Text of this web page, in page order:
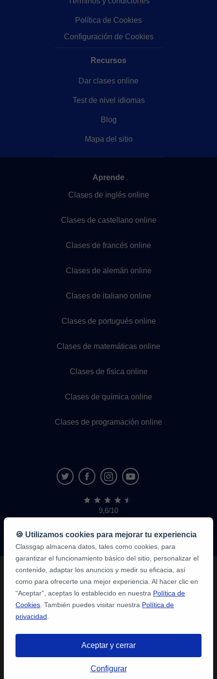
Política de Cookies
Configuración de Cookies
Recursos
Dar clases online
Test de nivel idiomas
Blog
Mapa del sitio
Aprende
Clases de inglés online
Clases de castellano online
Clases de francés online
Clases de alemán online
Clases de italiano online
Clases de portugués online
Clases de matemáticas online
Clases de física online
Clases de química online
Clases de programación online
9,6/10
1.339.316
de
alumnos
🍪 Utilizamos cookies para mejorar tu experiencia
Classgap almacena datos, tales como cookies, para
garantizar el funcionamiento básico del sitio, personalizar el
contenido, adaptar los anuncios y medir su eficacia, así
como para ofrecerte una mejor experiencia. Al hacer clic en
“Aceptar”, aceptas lo establecido en nuestra Política de
Cookies . También puedes visitar nuestra Política de
privacidad
Aceptar y cerrar
Configurar